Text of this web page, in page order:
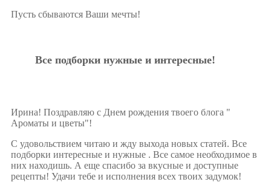
Пусть сбываются Ваши мечты!
Все подборки нужные и интересные!
Ирина! Поздравляю с Днем рождения твоего блога "
Ароматы и цветы"!
С удовольствием читаю и жду выхода новых статей. Все
подборки интересные и нужные . Все самое необходимое в
них находишь. А еще спасибо за вкусные и доступные
рецепты! Удачи тебе и исполнения всех твоих задумок!